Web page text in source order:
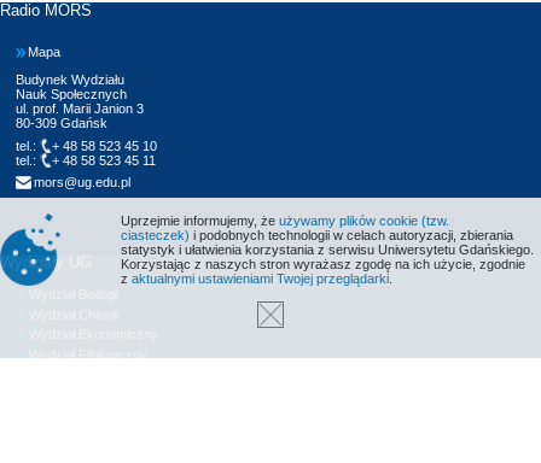
Radio MORS
Mapa
Budynek Wydziału
Nauk Społecznych
ul. prof. Marii Janion 3
80-309 Gdańsk
tel.:
+ 48 58 523 45 10
tel.:
+ 48 58 523 45 11
mors@ug.edu.pl
Wydziały UG
Uprzejmie informujemy, że używamy plików cookie (tzw.
ciasteczek) i podobnych technologii w celach autoryzacji, zbierania
statystyk i ułatwienia korzystania z serwisu Uniwersytetu Gdańskiego.
Korzystając z naszych stron wyrażasz zgodę na ich użycie, zgodnie
z aktualnymi ustawieniami Twojej przeglądarki